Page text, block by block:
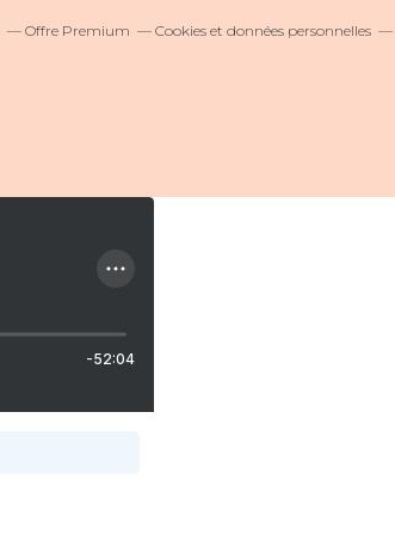
Offre Premium
Cookies et données personnelles
-52:04